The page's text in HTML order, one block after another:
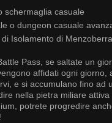
schermaglia casuale
o dungeon casuale
Isolamento di
Pass, se saltate un
affidati ogni giorno,
e si accumulano fino ad
nella pietra miliare
potrete progredire